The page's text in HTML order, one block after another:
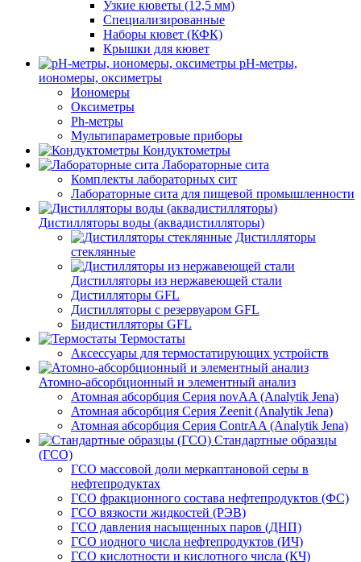
Узкие кюветы (12,5 мм)
Специализированные
Наборы кювет (КФК)
Крышки для кювет
pH-метры,
иономеры, оксиметры
Иономеры
Оксиметры
Ph-метры
Мультипараметровые приборы
Кондуктометры
Лабораторные сита
Комплекты лабораторных сит
Лабораторные сита для пищевой промышленности
Дистилляторы воды (аквадистилляторы)
Дистилляторы
стеклянные
Дистилляторы из нержавеющей стали
Дистилляторы GFL
Дистилляторы с резервуаром GFL
Бидистилляторы GFL
Термостаты
Аксессуары для термостатирующих устройств
Атомно-абсорбционный и элементный анализ
Атомная абсорбция Серия novAA (Analytik Jena)
Атомная абсорбция Серия Zeenit (Analytik Jena)
Атомная абсорбция Серия СontrAA (Analytik Jena)
Стандартные образцы
(ГСО)
ГСО массовой доли меркаптановой серы в
нефтепродуктах
ГСО фракционного состава нефтепродуктов (ФС)
ГСО вязкости жидкостей (РЭВ)
ГСО давления насыщенных паров (ДНП)
ГСО иодного числа нефтепродуктов (ИЧ)
ГСО кислотности и кислотного числа (КЧ)